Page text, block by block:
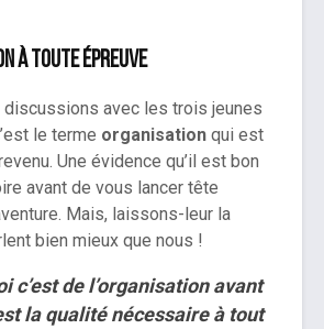
à toute épreuve
discussions avec les trois jeunes
le terme organisation qui est
Une évidence qu’il est bon
avant de vous lancer tête
Mais, laissons-leur la
bien mieux que nous !
c’est de l’organisation avant
la qualité nécessaire à tout